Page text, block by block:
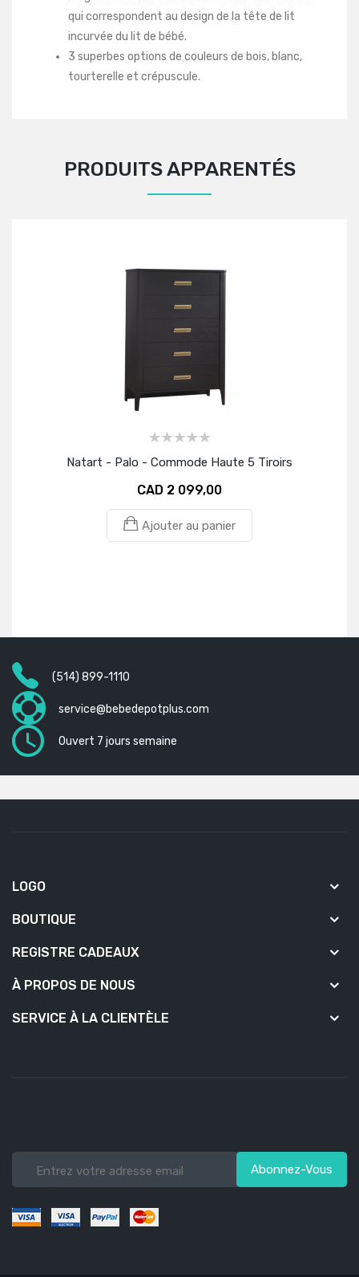
qui correspondent au design de la tête de lit
incurvée du lit de bébé.
3 superbes options de couleurs de bois, blanc,
tourterelle et crépuscule.
PRODUITS APPARENTÉS
Natart - Palo - Commode Haute 5 Tiroirs
CAD 2 099,00
Ajouter au panier
(514) 899-1110
service@bebedepotplus.com
Ouvert 7 jours semaine
LOGO
BOUTIQUE
REGISTRE CADEAUX
À PROPOS DE NOUS
SERVICE À LA CLIENTÈLE
Abonnez-Vous